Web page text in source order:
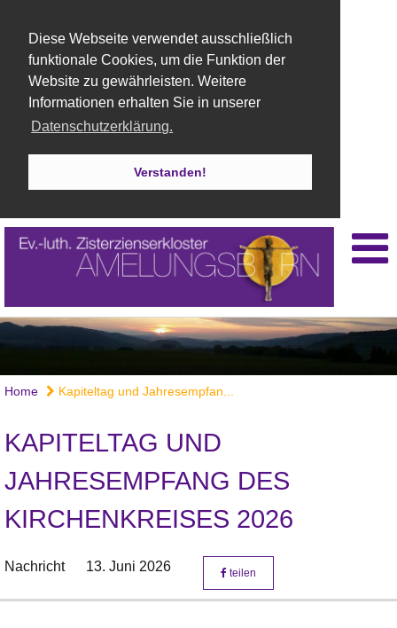
Diese Webseite verwendet ausschließlich
funktionale Cookies, um die Funktion der
Website zu gewährleisten. Weitere
Informationen erhalten Sie in unserer
Datenschutzerklärung.
Verstanden!
Home Kapiteltag und Jahresempfan...
KAPITELTAG UND
JAHRESEMPFANG DES
KIRCHENKREISES 2026
Nachricht 13. Juni 2026 teilen